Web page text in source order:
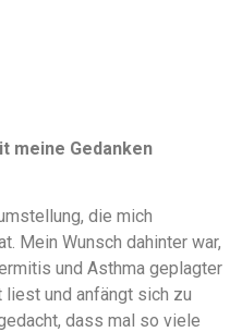
meine Gedanken
die mich
Mein Wunsch dahinter war,
und Asthma geplagter
und anfängt sich zu
dass mal so viele